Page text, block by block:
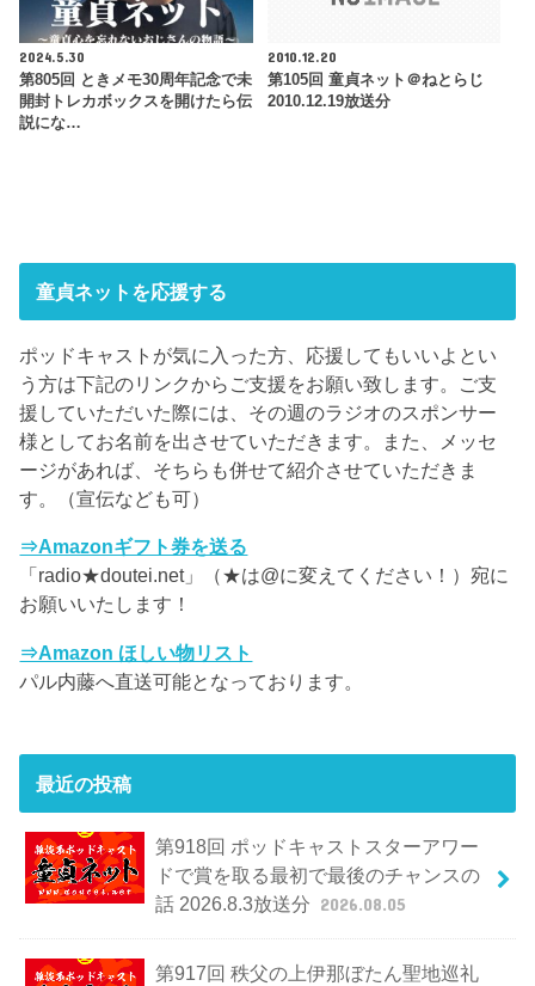
2024.5.30
第805回 ときメモ30周年記念で未
開封トレカボックスを開けたら伝
説にな…
2010.12.20
第105回 童貞ネット＠ねとらじ
2010.12.19放送分
童貞ネットを応援する
ポッドキャストが気に入った方、応援してもいいよとい
う方は下記のリンクからご支援をお願い致します。ご支
援していただいた際には、その週のラジオのスポンサー
様としてお名前を出させていただきます。また、メッセ
ージがあれば、そちらも併せて紹介させていただきま
す。（宣伝なども可）
⇒Amazonギフト券を送る
「radio★doutei.net」（★は@に変えてください！）宛に
お願いいたします！
⇒Amazon ほしい物リスト
パル内藤へ直送可能となっております。
最近の投稿
第918回 ポッドキャストスターアワー
ドで賞を取る最初で最後のチャンスの
話 2026.8.3放送分 2026.08.05
第917回 秩父の上伊那ぼたん聖地巡礼